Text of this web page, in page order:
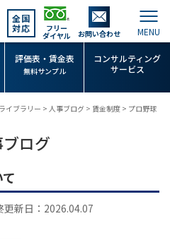
全国
対応
フリー
ダイヤル お問い合わせ
評価表・賃金表
無料サンプル
コンサルティング
サービス
イブラリー > 人事ブログ > 賃金制度 > プロ野球
ログ
新日：2026.04.07